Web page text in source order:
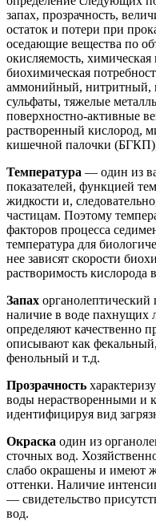
запах, прозрачность,
остаток и потери при
оседающие вещества по
окисляемость,
биохимическая
аммонийный, нитритный,
сульфаты, тяжелые
поверхностно-активные
растворенный кислород,
кишечной палочки
Температура — один из
показателей, функцией
жидкости и,
частицам. Поэтому
факторов процесса
температура для
нее зависят скорости
растворимость кислорода
Запах органолептический
наличие в воде пахнущих
определяют качественно
описывают как
фенольный и т.д.
Прозрачность
воды нерастворенными и
идентифицируя вид
Окраска один из
сточных вод.
слабо окрашены и имеют
оттенки. Наличие
— свидетельство
вод.